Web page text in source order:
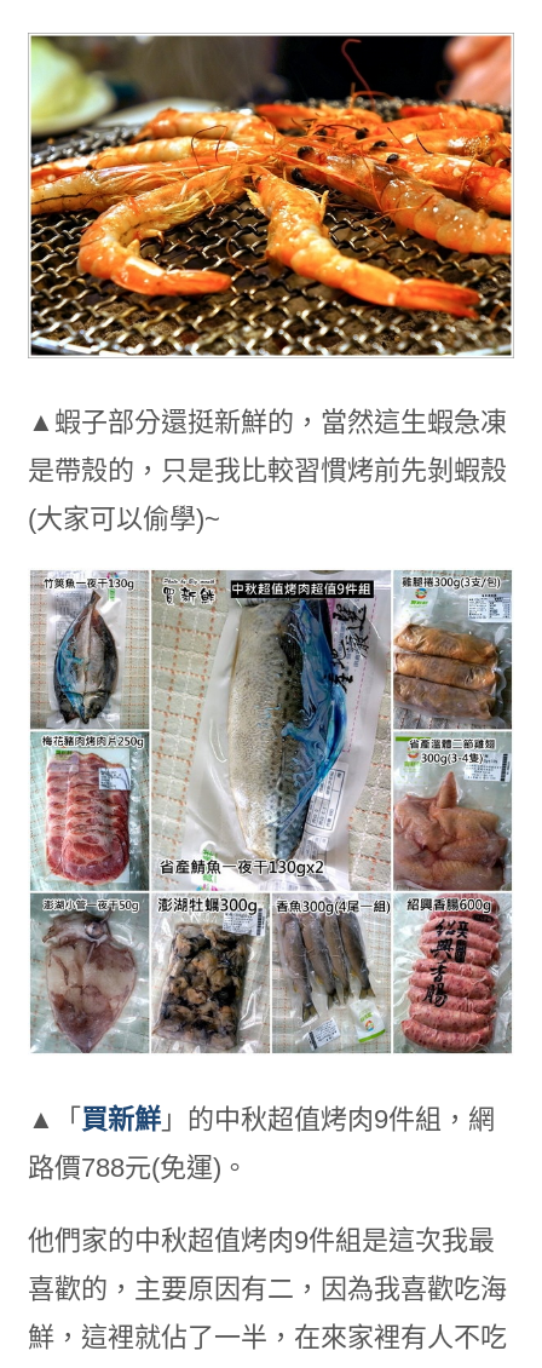
▲蝦子部分還挺新鮮的，當然這生蝦急凍
是帶殼的，只是我比較習慣烤前先剝蝦殼
(大家可以偷學)~
▲「 買新鮮」的中秋超值烤肉9件組，網
路價788元(免運)。
他們家的中秋超值烤肉9件組是這次我最
喜歡的，主要原因有二，因為我喜歡吃海
鮮，這裡就佔了一半，在來家裡有人不吃